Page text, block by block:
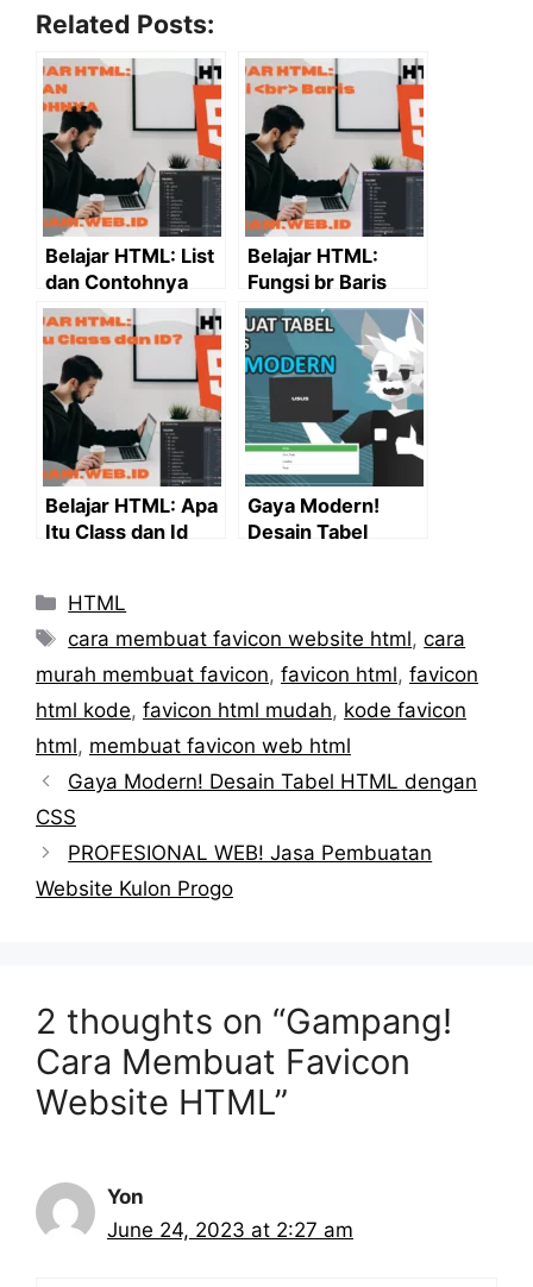
Related Posts:
Belajar HTML: List
dan Contohnya
Belajar HTML:
Fungsi br Baris
Baru HTML
Belajar HTML: Apa
Itu Class dan Id
HTML
Gaya Modern!
Desain Tabel
Categories
HTML
Tags
cara membuat favicon website html,cara
murah membuat favicon, favicon html, favicon
html kode, favicon html mudah, kode favicon
html, membuat favicon web html
Gaya Modern! Desain Tabel HTML dengan
CSS
PROFESIONAL WEB! Jasa Pembuatan
Website Kulon Progo
2 thoughts on “Gampang!
Cara Membuat Favicon
Website HTML”
Yon
June 24, 2023 at 2:27 am